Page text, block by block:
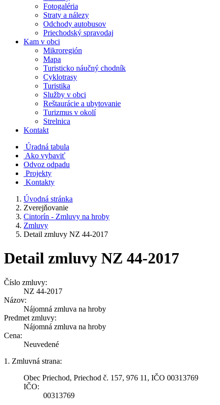
Fotogaléria
Straty a nálezy
Odchody autobusov
Priechodský spravodaj
Kam v obci
Mikroregión
Mapa
Turisticko náučný chodník
Cyklotrasy
Turistika
Služby v obci
Reštaurácie a ubytovanie
Turizmus v okolí
Strelnica
Kontakt
Úradná tabula
Ako vybaviť
Odvoz odpadu
Projekty
Kontakty
Úvodná stránka
Zverejňovanie
Cintorín - Zmluvy na hroby
Zmluvy
Detail zmluvy NZ 44-2017
Detail zmluvy NZ 44-2017
Číslo zmluvy:
NZ 44-2017
Názov:
Nájomná zmluva na hroby
Predmet zmluvy:
Nájomná zmluva na hroby
Cena:
Neuvedené
1. Zmluvná strana:
Obec Priechod, Priechod č. 157, 976 11, IČO 00313769
IČO:
00313769